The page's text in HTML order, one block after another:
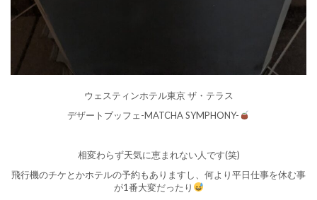
ウェスティンホテル東京 ザ・テラス
デザートブッフェ-MATCHA SYMPHONY-
相変わらず天気に恵まれない人です(笑)
飛行機のチケとかホテルの予約もありますし、何より平日仕事を休む事
が1番大変だったり